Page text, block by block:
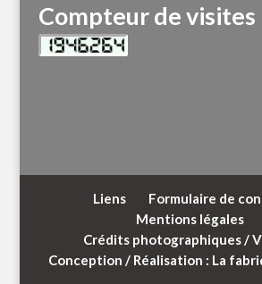
Compteur de visites
Liens
Formulaire de
Mentions légales
Crédits photographiques /
Conception / Réalisation : La